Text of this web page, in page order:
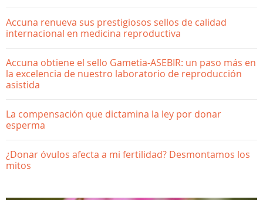
Accuna renueva sus prestigiosos sellos de calidad
internacional en medicina reproductiva
Accuna obtiene el sello Gametia-ASEBIR: un paso más en
la excelencia de nuestro laboratorio de reproducción
asistida
La compensación que dictamina la ley por donar
esperma
¿Donar óvulos afecta a mi fertilidad? Desmontamos los
mitos